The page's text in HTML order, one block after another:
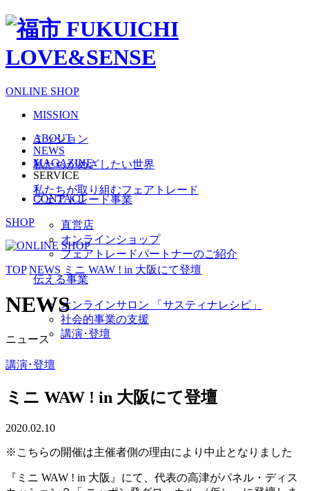
ONLINE SHOP
MISSION
ミッション
私たちがめざしたい世界
私たちが取り組むフェアトレード
ABOUT
NEWS
MAGAZINE
SERVICE
フェアトレード事業
直営店
オンラインショップ
フェアトレードパートナーのご紹介
伝える事業
オンラインサロン 「サスティナレシピ」
社会的事業の支援
講演･登壇
CONTACT
SHOP
TOP NEWS ミニ WAW ! in 大阪にて登壇
NEWS
ニュース
講演･登壇
ミニ WAW ! in 大阪にて登壇
2020.02.10
※こちらの開催は主催者側の理由により中止となりました
『ミニ WAW ! in 大阪』にて、代表の高津がパネル・ディス